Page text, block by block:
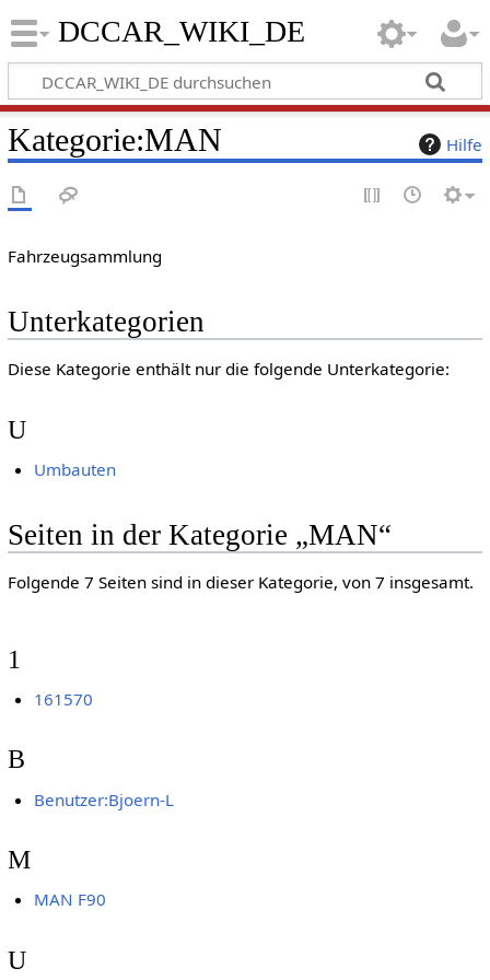
DCCAR_WIKI_DE
Hilfe
Kategorie:MAN
Fahrzeugsammlung
Unterkategorien
Diese Kategorie enthält nur die folgende Unterkategorie:
U
Umbauten
Seiten in der Kategorie „MAN“
Folgende 7 Seiten sind in dieser Kategorie, von 7 insgesamt.
1
161570
B
Benutzer:Bjoern-L
M
MAN F90
U